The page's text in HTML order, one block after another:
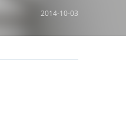
2014-10-03